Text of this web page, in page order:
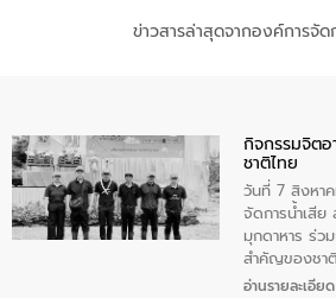
ข่าวสารล่าสุดจากองค์การจัด
กิจกรรมจิต
ชาติไทย
วันที่ 7 สิงหา
จัดการน้ำเสีย
มุกดาหาร ร่ว
สําคัญของชา
สมภพ สมเด็จ
อ่านรายละเอีย